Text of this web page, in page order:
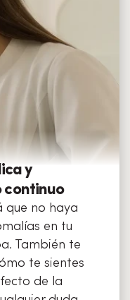
y
continuo
no haya
en tu
También te
te sientes
de la